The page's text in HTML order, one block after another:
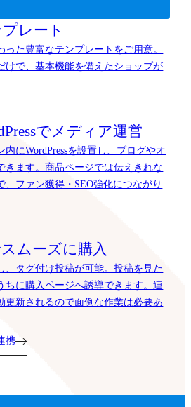
レート
った豊富なテンプレートをご用意。
けで、基本機能を備えたショップが
でメディア運営
にWordPressを設置し、ブログやオ
きます。商品ページでは伝えきれな
、ファン獲得・SEO強化につながり
ムーズに購入
、タグ付け投稿が可能。投稿を見た
ちに購入ページへ誘導できます。連
更新されるので面倒な作業は必要あ
携